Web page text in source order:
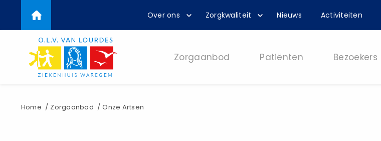
naar
Top
menu
Over ons Zorgkwaliteit Nieuws Activiteiten
Zorgaanbod Patiënten Bezoekers
Kruimelpad
Home Zorgaanbod Onze Artsen